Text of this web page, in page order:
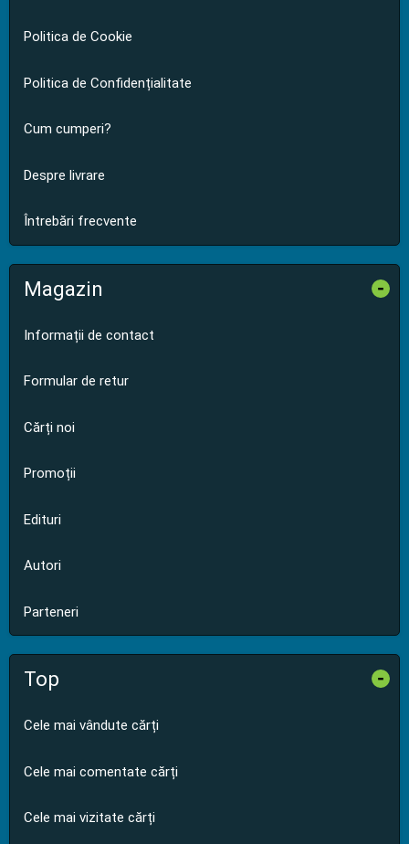
Politica de Cookie
Politica de Confidențialitate
Cum cumperi?
Despre livrare
Întrebări frecvente
Magazin -
Informații de contact
Formular de retur
Cărți noi
Promoții
Edituri
Autori
Parteneri
Top -
Cele mai vândute cărți
Cele mai comentate cărți
Cele mai vizitate cărți